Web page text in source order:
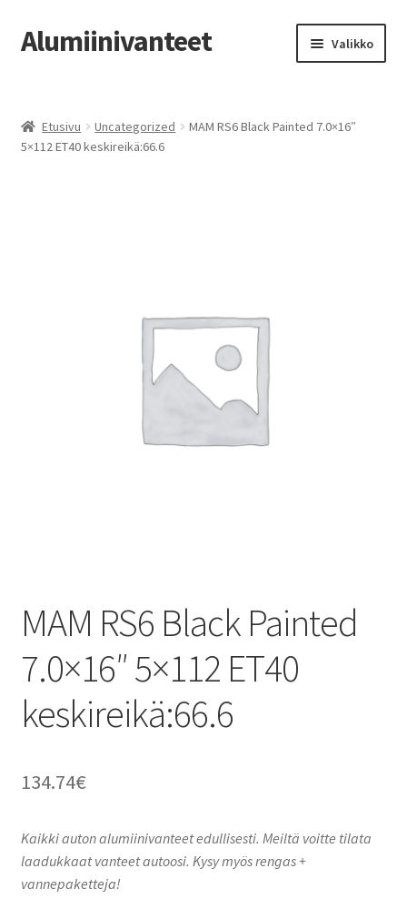
Siirry
navigointiin
Siirry
sisältöön
Alumiinivanteet Valikko
Kauppa
Etusivu Uncategorized
MAM RS6 Black Painted 7.0×16″
5×112 ET40 keskireikä:66.6
MAM RS6 Black Painted
7.0×16″ 5×112 ET40
keskireikä:66.6
134.74€
Kaikki auton alumiinivanteet edullisesti. Meiltä voitte tilata
laadukkaat vanteet autoosi. Kysy myös rengas +
vannepaketteja!